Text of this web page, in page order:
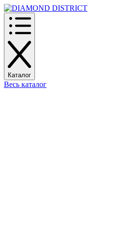
Каталог
Весь каталог